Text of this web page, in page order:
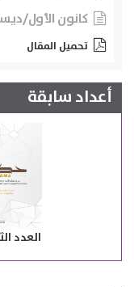
كانون الأول/ديسمبر
تحميل المقال
أعداد سابقة
العدد